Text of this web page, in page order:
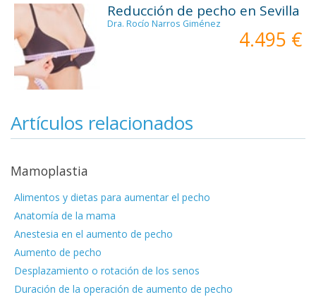
Reducción de pecho en Sevilla
Dra. Rocío Narros Giménez
4.495 €
Artículos relacionados
Mamoplastia
Alimentos y dietas para aumentar el pecho
Anatomía de la mama
Anestesia en el aumento de pecho
Aumento de pecho
Desplazamiento o rotación de los senos
Duración de la operación de aumento de pecho